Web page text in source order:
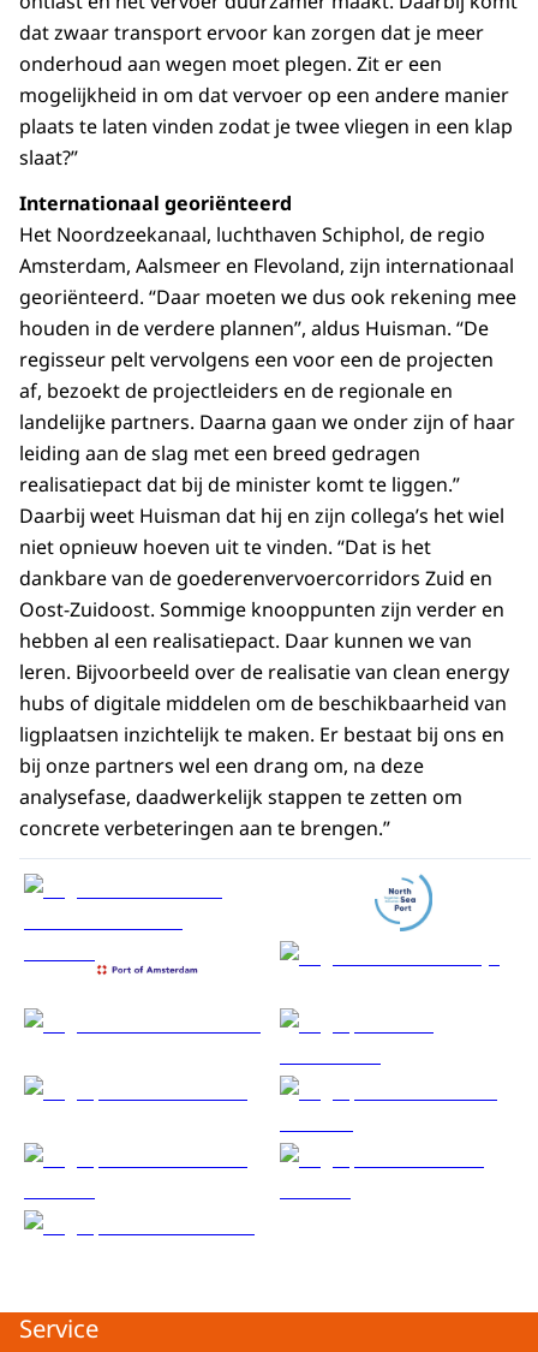
dat zwaar transport ervoor kan zorgen dat je meer
onderhoud aan wegen moet plegen. Zit er een
mogelijkheid in om dat vervoer op een andere manier
plaats te laten vinden zodat je twee vliegen in een klap
slaat?”
Internationaal georiënteerd
Het Noordzeekanaal, luchthaven Schiphol, de regio
Amsterdam, Aalsmeer en Flevoland, zijn internationaal
georiënteerd. “Daar moeten we dus ook rekening mee
houden in de verdere plannen”, aldus Huisman. “De
regisseur pelt vervolgens een voor een de projecten
af, bezoekt de projectleiders en de regionale en
landelijke partners. Daarna gaan we onder zijn of haar
leiding aan de slag met een breed gedragen
realisatiepact dat bij de minister komt te liggen.”
Daarbij weet Huisman dat hij en zijn collega’s het wiel
niet opnieuw hoeven uit te vinden. “Dat is het
dankbare van de goederenvervoercorridors Zuid en
Oost-Zuidoost. Sommige knooppunten zijn verder en
hebben al een realisatiepact. Daar kunnen we van
leren. Bijvoorbeeld over de realisatie van clean energy
hubs of digitale middelen om de beschikbaarheid van
ligplaatsen inzichtelijk te maken. Er bestaat bij ons en
bij onze partners wel een drang om, na deze
analysefase, daadwerkelijk stappen te zetten om
concrete verbeteringen aan te brengen.”
Service